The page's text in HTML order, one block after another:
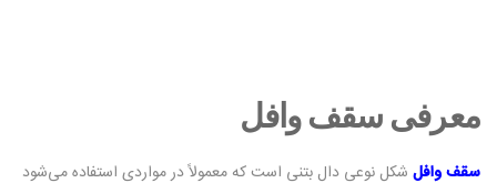
معرفی سقف وافل
سقف وافل شکل نوعی دال بتنی است که معمولاً در مواردی استفاده می‌شود